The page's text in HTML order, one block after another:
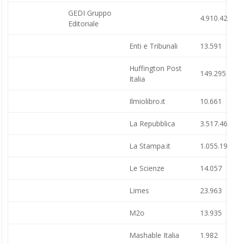
GEDI Gruppo
Editoriale
Enti e Tribunali 13.591
Huffington Post
Italia
149.295
Ilmiolibro.it 10.661
La Repubblica
La Stampa.it
Le Scienze 14.057
Limes 23.963
M2o 13.935
Mashable Italia 1.982